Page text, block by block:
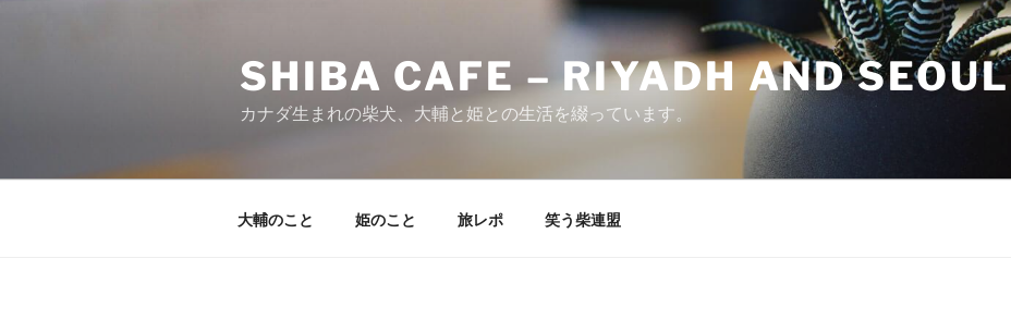
SHIBA CAFE – RIYADH AND SEOUL
カナダ生まれの柴犬、大輔と姫との生活を綴っています。
大輔のこと 姫のこと 旅レポ 笑う柴連盟